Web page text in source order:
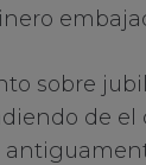
sobre
de el